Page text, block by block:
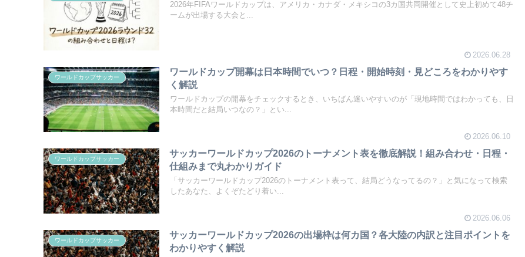
2026年FIFAワールドカップは、アメリカ・カナダ・メキシコの3カ国共同開催として史上初めて48チ
ームが出場する大会と...
2026.06.28
ワールドカップサッカー
ワールドカップ開幕は日本時間でいつ？日程・開始時刻・見どころをわかりやす
く解説
ワールドカップの開幕をチェックするとき、いちばん迷いやすいのが「現地時間ではわかっても、日
本時間だと結局いつなの？」とい...
2026.06.10
ワールドカップサッカー
サッカーワールドカップ2026のトーナメント表を徹底解説！組み合わせ・日程・
仕組みまで丸わかりガイド
「サッカーワールドカップ2026のトーナメント表って、結局どうなってるの？」と気になって検索
したあなた、よくぞたどり着い...
2026.06.06
ワールドカップサッカー
サッカーワールドカップ2026の出場枠は何カ国？各大陸の内訳と注目ポイントを
わかりやすく解説